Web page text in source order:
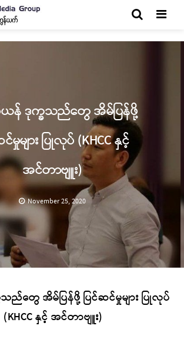
ဒုက္ခသည်တွေ အိမ်ပြန်ဖို့
မှုများ ပြုလုပ် (KHCC နှင့်
အင်တာဗျူး)
November 25, 2020
တွေ အိမ်ပြန်ဖို့ ပြင်ဆင်မှုများ ပြုလုပ်
(KHCC နှင့် အင်တာဗျူး)